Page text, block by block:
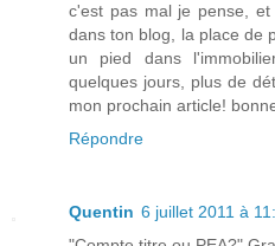
c'est pas mal je pense,
dans ton blog, la place de
un pied dans
quelques jours, plus de
mon prochain article!
Répondre
Quentin 6 juillet 2011 à